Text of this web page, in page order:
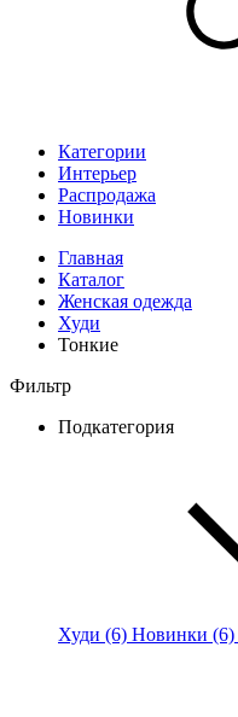
Категории
Интерьер
Распродажа
Новинки
Главная
Каталог
Женская одежда
Худи
Тонкие
Фильтр
Подкатегория
Худи (6) Новинки (6)